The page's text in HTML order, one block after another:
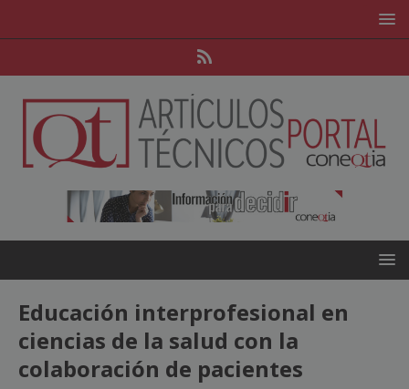
Educación interprofesional en
ciencias de la salud con la
colaboración de pacientes